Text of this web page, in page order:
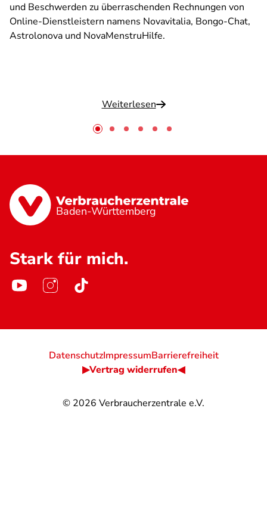
und Beschwerden zu überraschenden Rechnungen von
Online-Dienstleistern namens Novavitalia, Bongo-Chat,
Astrolonova und NovaMenstruHilfe.
Weiterlesen
Baden-Württemberg
Stark für mich.
© 2026 Verbraucherzentrale e.V.
DatenschutzImpressumBarrierefreiheit
▶Vertrag widerrufen◀